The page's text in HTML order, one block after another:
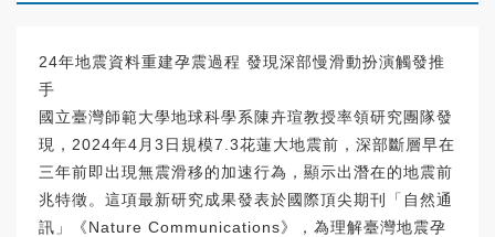
24年地震資料重建孕震過程 發現深部慢滑動扮演觸發推
手
國立臺灣師範大學地球科學系陳卉瑄教授率領研究團隊發
現，2024年4月3日規模7.3花蓮大地震前，深部斷層早在
三年前即出現無震滑移的加速行為，顯示出潛在的地震前
兆特徵。這項最新研究成果發表於國際頂尖期刊「自然通
訊」《Nature Communications》，為理解臺灣地震孕